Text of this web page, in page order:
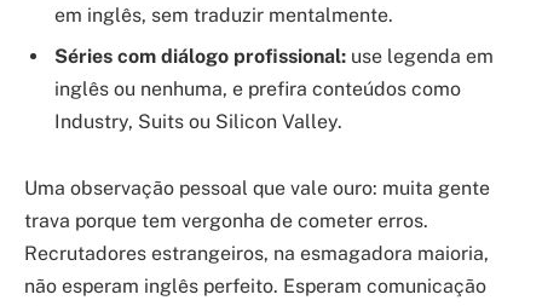
em inglês, sem traduzir mentalmente.
Séries com diálogo profissional: use legenda em
inglês ou nenhuma, e prefira conteúdos como
Industry, Suits ou Silicon Valley.
Uma observação pessoal que vale ouro: muita gente
trava porque tem vergonha de cometer erros.
Recrutadores estrangeiros, na esmagadora maioria,
não esperam inglês perfeito. Esperam comunicação